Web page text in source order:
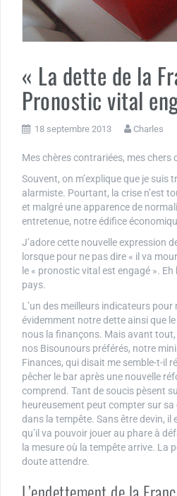
« La dette de la
Pronostic vital
18 septembre 2013 Charles
Mes chères contrariées, mes chers
Souvent, on m’explique que je suis
alarmiste. Pourtant, la crise n’est
et malgré une apparence de
entretenue, notre édifice
J’adore cette nouvelle expression
lorsque pour ne pas dire « il va
le « pronostic vital est engagé ».
pays.
L’un des meilleurs indicateurs pour
évidemment notre dette ainsi que
nous la finançons. Mais avant tout,
nos Bisounours préférés, notre
Finances, qui disait me semble-t-il
pêcher le bar après une nouvelle
comprend. Tant de soucis pèsent
heureusement peut compter sur
dans la tempête. Sans être devin, il
qu’il va pouvoir jouer au phare à
la mesure où la tempête arrive. La
doute attendre.